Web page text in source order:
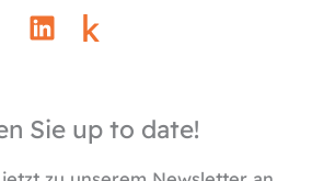
L
i
e
Sie up to date!